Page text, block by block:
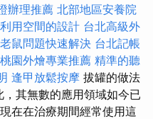
辦理推薦 北部地區安養院
用空間的設計 台北高級外
老鼠問題快速解決 台北記帳
桃園外燴專業推薦 精準的聽
逢甲放鬆按摩 拔罐的做法
其無數的應用領域如今已
在在治療期間經常使用這